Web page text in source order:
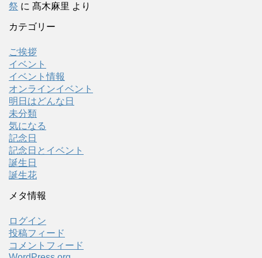
祭 に 髙木麻里 より
カテゴリー
ご挨拶
イベント
イベント情報
オンラインイベント
明日はどんな日
未分類
気になる
記念日
記念日とイベント
誕生日
誕生花
メタ情報
ログイン
投稿フィード
コメントフィード